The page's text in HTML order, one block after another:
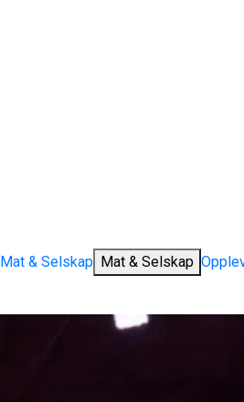
Mat & Selskap Mat & Selskap